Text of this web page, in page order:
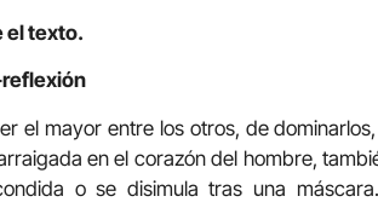
el texto.
el mayor entre los otros, de
en el corazón del hombre,
o se disimula tras una